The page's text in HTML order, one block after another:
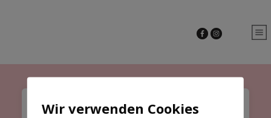
Wir verwenden Cookies